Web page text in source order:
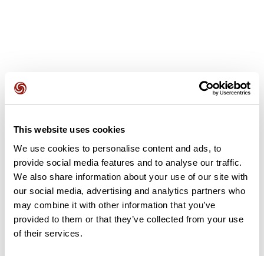
This website uses cookies
We use cookies to personalise content and ads, to
provide social media features and to analyse our traffic.
We also share information about your use of our site with
our social media, advertising and analytics partners who
may combine it with other information that you’ve
provided to them or that they’ve collected from your use
of their services.
Opiniones de los usuarios
Este recorrido aún no contiene opiniones. ¿Ya lo has
completado? ¡Deja la primera opinión!
Añadir una opinión